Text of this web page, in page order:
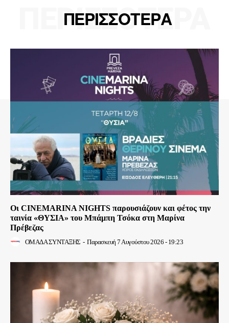
ΠΕΡΙΣΣΟΤΕΡΑ
ΠΕΡΙΣΣΟΤΕΡΑ
Οι CINEMARINA NIGHTS παρουσιάζουν και φέτος την
ταινία «ΘΥΣΙΑ» του Μπάμπη Τσόκα στη Μαρίνα
Πρέβεζας
ΟΜΑΔΑ ΣΥΝΤΑΞΗΣ - Παρασκευή 7 Αυγούστου 2026 - 19:23